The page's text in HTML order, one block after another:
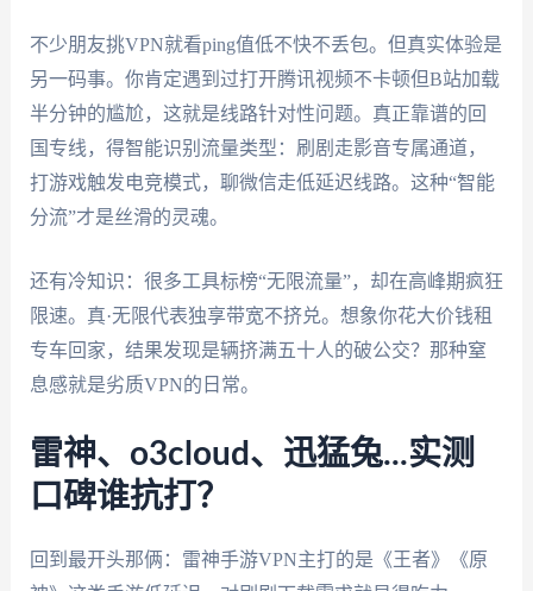
不少朋友挑VPN就看ping值低不快不丢包。但真实体验是
另一码事。你肯定遇到过打开腾讯视频不卡顿但B站加载
半分钟的尴尬，这就是线路针对性问题。真正靠谱的回
国专线，得智能识别流量类型：刷剧走影音专属通道，
打游戏触发电竞模式，聊微信走低延迟线路。这种“智能
分流”才是丝滑的灵魂。
还有冷知识：很多工具标榜“无限流量”，却在高峰期疯狂
限速。真·无限代表独享带宽不挤兑。想象你花大价钱租
专车回家，结果发现是辆挤满五十人的破公交？那种窒
息感就是劣质VPN的日常。
雷神、o3cloud、迅猛兔...实测
口碑谁抗打？
回到最开头那俩：雷神手游VPN主打的是《王者》《原